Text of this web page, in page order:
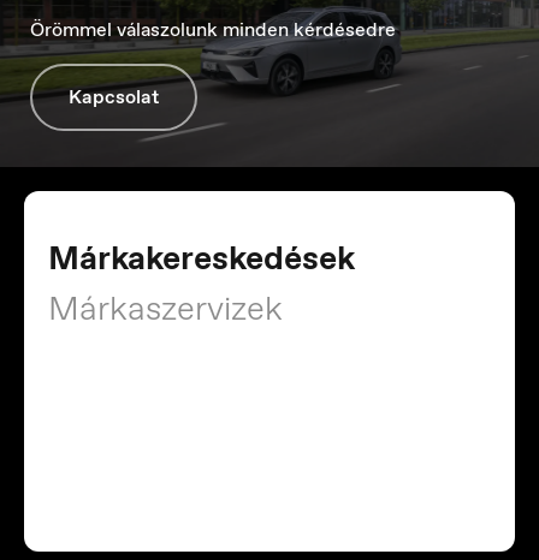
Nederland
Nederlands
Örömmel válaszolunk minden kérdésedre
Kapcsolat
Márkakereskedések
Márkaszervizek